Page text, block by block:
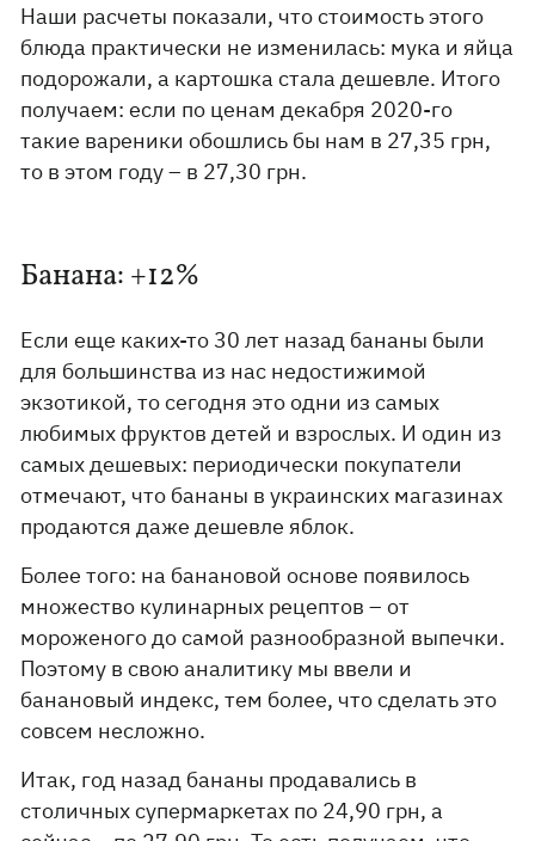
Наши расчеты показали, что стоимость этого
блюда практически не изменилась: мука и яйца
подорожали, а картошка стала дешевле. Итого
получаем: если по ценам декабря 2020-го
такие вареники обошлись бы нам в 27,35 грн,
то в этом году – в 27,30 грн.
Банана: +12%
Если еще каких-то 30 лет назад бананы были
для большинства из нас недостижимой
экзотикой, то сегодня это одни из самых
любимых фруктов детей и взрослых. И один из
самых дешевых: периодически покупатели
отмечают, что бананы в украинских магазинах
продаются даже дешевле яблок.
Более того: на банановой основе появилось
множество кулинарных рецептов – от
мороженого до самой разнообразной выпечки.
Поэтому в свою аналитику мы ввели и
банановый индекс, тем более, что сделать это
совсем несложно.
Итак, год назад бананы продавались в
столичных супермаркетах по 24,90 грн, а